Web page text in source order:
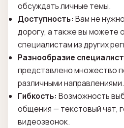
обсуждать личные темы.
Доступность: Вам не
дорогу, а также вы можете
специалистам из других
Разнообразие
представлено множество
различными направлениями.
Гибкость: Возможность
общения — текстовый чат,
видеозвонок.